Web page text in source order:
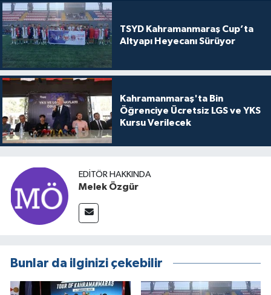
TSYD Kahramanmaraş Cup’ta
Altyapı Heyecanı Sürüyor
Kahramanmaraş'ta Bin
Öğrenciye Ücretsiz LGS ve YKS
Kursu Verilecek
EDITÖR HAKKINDA
Melek Özgür
Bunlar da ilginizi çekebilir